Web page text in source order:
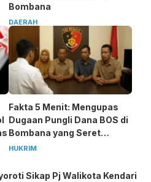
Bombana
DAERAH
Fakta 5 Menit: Mengupas
Dugaan Pungli Dana BOS di
Bombana yang Seret
Kepala Sekolah
HUKRIM
Sikap Pj Walikota Kendari